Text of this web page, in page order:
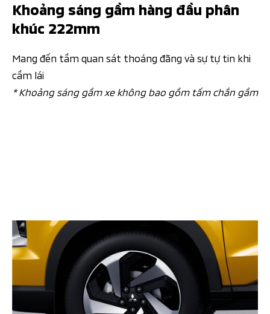
Khoảng sáng gầm hàng đầu phân
khúc 222mm
Mang đến tầm quan sát thoáng đãng và sự tự tin khi
cầm lái
* Khoảng sáng gầm xe không bao gồm tấm chắn gầm